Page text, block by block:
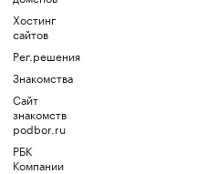
Хостинг
сайтов
Рег.решения
Знакомства
Сайт
знакомств
podbor.ru
РБК
Компании